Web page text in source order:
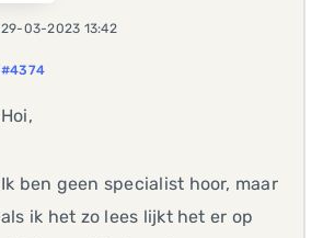
29-03-2023 13:42
#4374
Hoi,
Ik ben geen specialist hoor, maar
als ik het zo lees lijkt het er op